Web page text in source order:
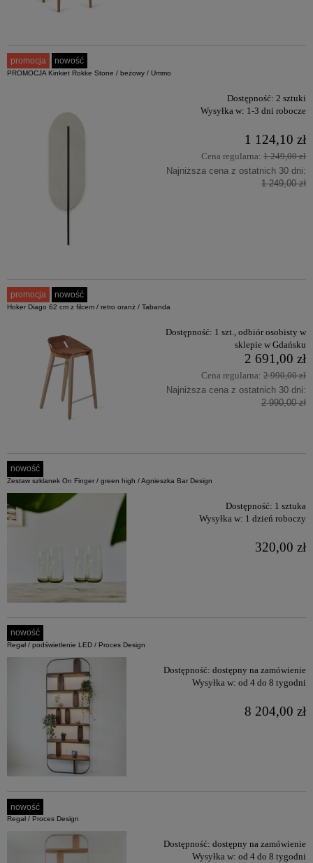
PROMOCJA Kinkiet Rokke Stone / beżowy / Ummo
Dostępność: 2 sztuki
Wysyłka w: 1-3 dni robocze
1 124,10 zł
Cena regularna: 1 249,00 zł
Najniższa cena z ostatnich 30 dni:
1 249,00 zł
promocja nowość
Hoker Diago 62 cm z filcem / retro oranż / Tabanda
Dostępność: 1 szt., odbiór osobisty w
sklepie w Gdańsku
2 691,00 zł
Cena regularna: 2 990,00 zł
Najniższa cena z ostatnich 30 dni:
2 990,00 zł
promocja nowość
Zestaw szklanek On Finger / green high / Agnieszka Bar Design
Dostępność: 1 sztuka
Wysyłka w: 1 dzień roboczy
320,00 zł
nowość
Regał / podświetlenie LED / Proces Design
Dostępność: dostępny na zamówienie
Wysyłka w: od 4 do 8 tygodni
8 204,00 zł
nowość
Regał / Proces Design
Dostępność: dostępny na zamówienie
Wysyłka w: od 4 do 8 tygodni
nowość